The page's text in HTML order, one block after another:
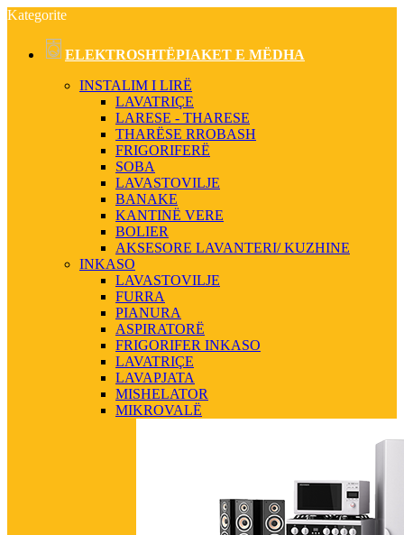
Kategorite
ELEKTROSHTËPIAKET E MËDHA
INSTALIM I LIRË
LAVATRIÇE
LARESE - THARESE
THARËSE RROBASH
FRIGORIFERË
SOBA
LAVASTOVILJE
BANAKE
KANTINË VERE
BOLIER
AKSESORE LAVANTERI/ KUZHINE
INKASO
LAVASTOVILJE
FURRA
PIANURA
ASPIRATORË
FRIGORIFER INKASO
LAVATRIÇE
LAVAPJATA
MISHELATOR
MIKROVALË